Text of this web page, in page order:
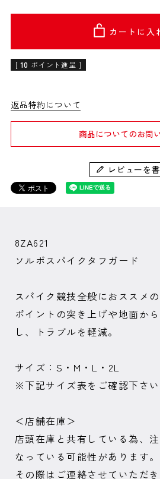
カートに入
[ 10 ポイント進呈 ]
返品特約について
商品についてのお問
レビューを
8ZA621
ソルボスパイクタフガード
スパイク競技全般におススメの
ポイントの突き上げや地面か
し、トラブルを軽減。
サイズ：S・M・L・2L
※下記サイズ表をご確認下さい
＜店舗在庫＞
店頭在庫と共有している為、
なっている可能性があります。
その際はご連絡させていただ